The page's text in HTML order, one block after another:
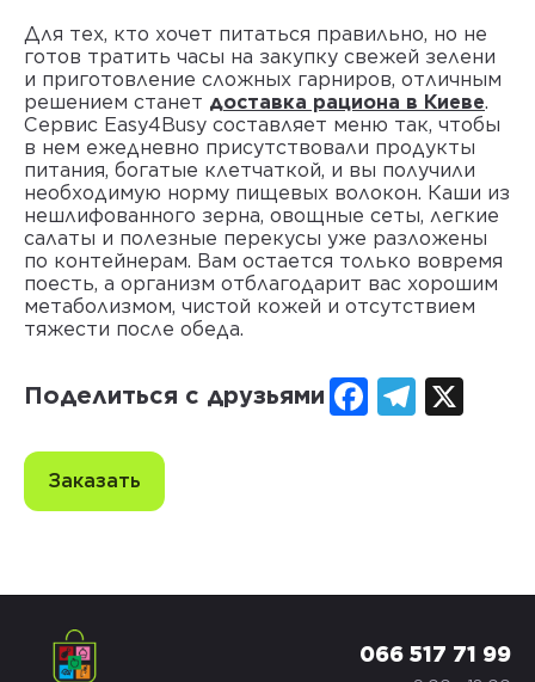
Для тех, кто хочет питаться правильно, но не
готов тратить часы на закупку свежей зелени
и приготовление сложных гарниров, отличным
решением станет доставка рациона в Киеве.
Сервис Easy4Busy составляет меню так, чтобы
в нем ежедневно присутствовали продукты
питания, богатые клетчаткой, и вы получили
необходимую норму пищевых волокон. Каши из
нешлифованного зерна, овощные сеты, легкие
салаты и полезные перекусы уже разложены
по контейнерам. Вам остается только вовремя
поесть, а организм отблагодарит вас хорошим
метаболизмом, чистой кожей и отсутствием
тяжести после обеда.
Поделиться с друзьями Facebook
X
Заказать
066 517 71 99